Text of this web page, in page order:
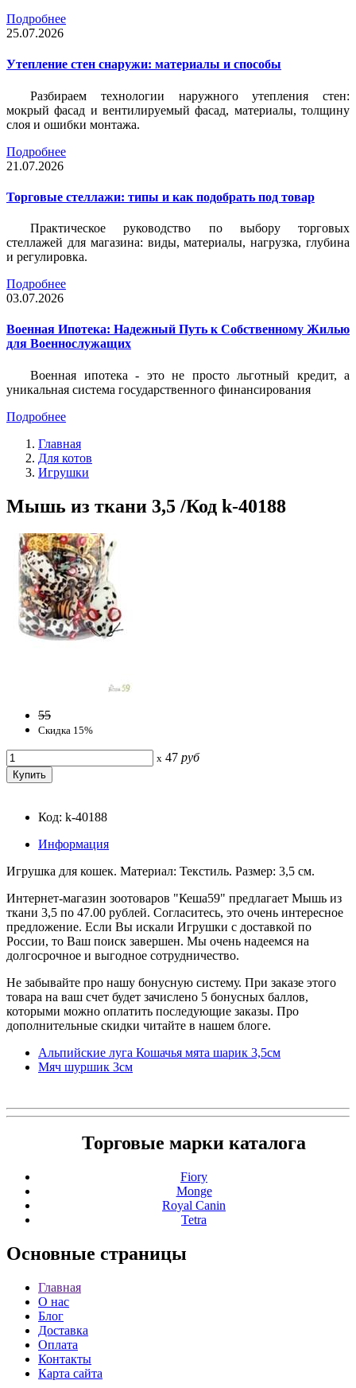
Подробнее
25.07.2026
Утепление стен снаружи: материалы и способы
Разбираем технологии наружного утепления стен:
мокрый фасад и вентилируемый фасад, материалы, толщину
слоя и ошибки монтажа.
Подробнее
21.07.2026
Торговые стеллажи: типы и как подобрать под товар
Практическое руководство по выбору торговых
стеллажей для магазина: виды, материалы, нагрузка, глубина
и регулировка.
Подробнее
03.07.2026
Военная Ипотека: Надежный Путь к Собственному Жилью
для Военнослужащих
Военная ипотека - это не просто льготный кредит, а
уникальная система государственного финансирования
Подробнее
Главная
Для котов
Игрушки
Мышь из ткани 3,5 /Код k-40188
55
Скидка 15%
x 47 руб
Код: k-40188
Информация
Игрушка для кошек. Материал: Текстиль. Размер: 3,5 см.
Интернет-магазин зоотоваров "Кеша59" предлагает Мышь из
ткани 3,5 по 47.00 рублей. Согласитесь, это очень интересное
предложение. Если Вы искали Игрушки с доставкой по
России, то Ваш поиск завершен. Мы очень надеемся на
долгосрочное и выгодное сотрудничество.
Не забывайте про нашу бонусную систему. При заказе этого
товара на ваш счет будет зачислено 5 бонусных баллов,
которыми можно оплатить последующие заказы. Про
дополнительные скидки читайте в нашем блоге.
Альпийские луга Кошачья мята шарик 3,5см
Мяч шуршик 3см
Торговые марки каталога
Fiory
Monge
Royal Canin
Tetra
Основные страницы
Главная
О нас
Блог
Доставка
Оплата
Контакты
Карта сайта